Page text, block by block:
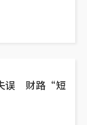
误 财路“短